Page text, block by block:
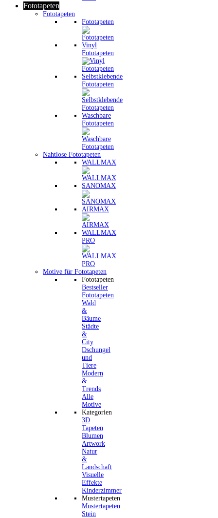
Fototapeten
Fototapeten
Fototapeten
Vinyl
Fototapeten
Selbstklebende
Fototapeten
Waschbare
Fototapeten
Nahtlose Fototapeten
WALLMAX
SANOMAX
AIRMAX
WALLMAX
PRO
Motive für Fototapeten
Fototapeten
Bestseller
Fototapeten
Wald
&
Bäume
Städte
&
City
Dschungel
und
Tiere
Modern
&
Trends
Alle
Motive
Kategorien
3D
Tapeten
Blumen
Artwork
Natur
&
Landschaft
Visuelle
Effekte
Kinderzimmer
Mustertapeten
Mustertapeten
Stein